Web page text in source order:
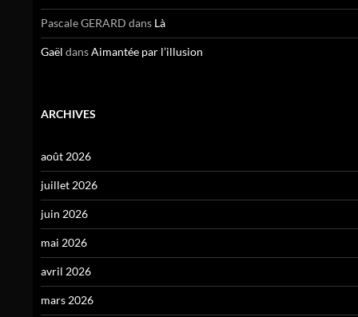
Pascale GERARD dans Là
Gaël dansAimantée par l’illusion
ARCHIVES
août 2026
juillet 2026
juin 2026
mai 2026
avril 2026
mars 2026